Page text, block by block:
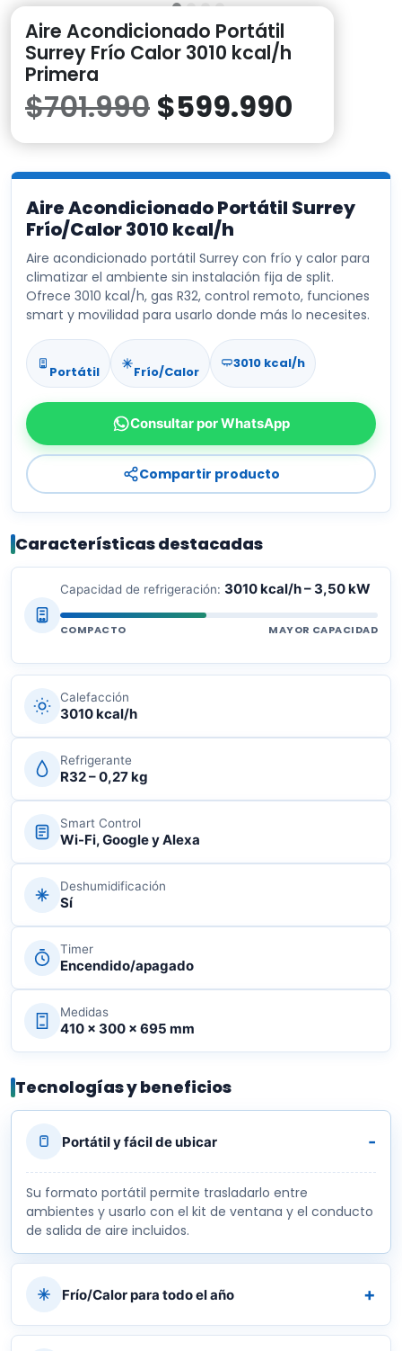
Aire Acondicionado Portátil
Surrey Frío Calor 3010 kcal/h
Primera
$701.990 El
precio
original
era:
$701.990.
$599.990
precio
actual
Aire Acondicionado Portátil Surrey
Frío/Calor 3010 kcal/h
Aire acondicionado portátil Surrey con frío y calor para
climatizar el ambiente sin instalación fija de split.
Ofrece 3010 kcal/h, gas R32, control remoto, funciones
smart y movilidad para usarlo donde más lo necesites.
Portátil Frío/Calor
3010 kcal/h
Consultar por WhatsApp
Compartir producto
Características destacadas
Capacidad de refrigeración: 3010 kcal/h – 3,50 kW
COMPACTO MAYOR CAPACIDAD
Calefacción
3010 kcal/h
Refrigerante
R32 – 0,27 kg
Smart Control
Wi-Fi, Google y Alexa
Deshumidificación
Sí
Timer
Encendido/apagado
Medidas
410 x 300 x 695 mm
Tecnologías y beneficios
Portátil y fácil de ubicar
Su formato portátil permite trasladarlo entre
ambientes y usarlo con el kit de ventana y el conducto
de salida de aire incluidos.
Frío/Calor para todo el año